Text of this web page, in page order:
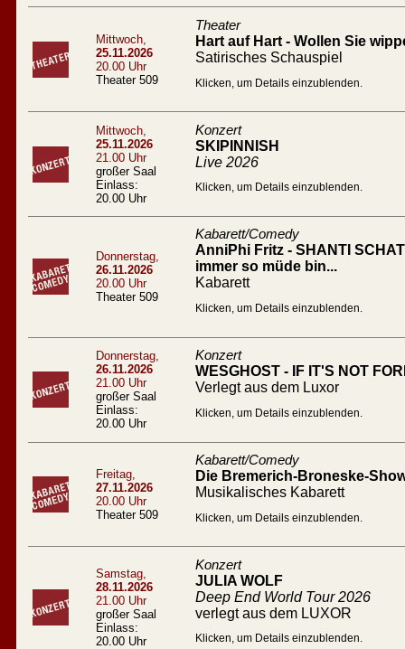
Mittwoch,
25.11.2026
20.00 Uhr
Theater 509
Theater
Hart auf Hart - Wollen Sie
Satirisches Schauspiel
Klicken, um Details einzublenden.
Mittwoch,
25.11.2026
21.00 Uhr
großer Saal
Einlass:
20.00 Uhr
Konzert
SKIPINNISH
Live 2026
Klicken, um Details einzublenden.
Donnerstag,
26.11.2026
20.00 Uhr
Theater 509
Kabarett/Comedy
AnniPhi Fritz - SHANTI
immer so müde bin...
Kabarett
Klicken, um Details einzublenden.
Donnerstag,
26.11.2026
21.00 Uhr
großer Saal
Einlass:
20.00 Uhr
Konzert
WESGHOST - IF IT'S NOT
Verlegt aus dem Luxor
Klicken, um Details einzublenden.
Freitag,
27.11.2026
20.00 Uhr
Theater 509
Kabarett/Comedy
Die Bremerich-Broneske-
Musikalisches Kabarett
Klicken, um Details einzublenden.
Samstag,
28.11.2026
21.00 Uhr
großer Saal
Einlass:
20.00 Uhr
Konzert
JULIA WOLF
Deep End World Tour 2026
verlegt aus dem LUXOR
Klicken, um Details einzublenden.